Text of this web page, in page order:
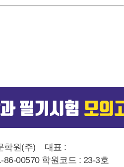
학원(주) 대표 :
00570 학원코드 : 23-3호